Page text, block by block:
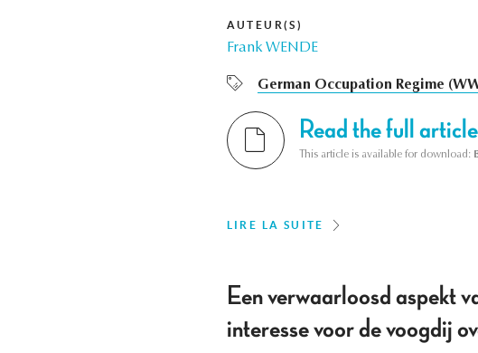
AUTEUR(S)
Frank WENDE
German Occupation Regime
Read the full article
This article is available for download:
LIRE LA SUITE
Een verwaarloosd aspekt
interesse voor de voogdij